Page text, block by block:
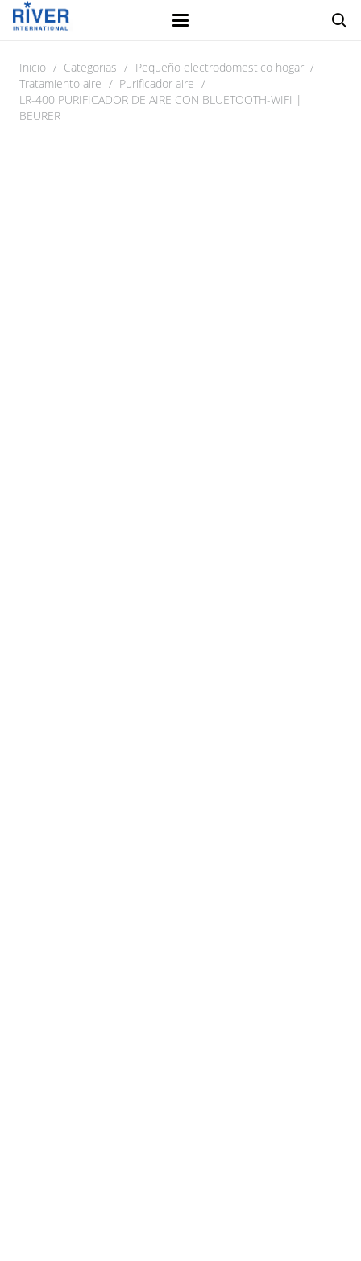
Inicio / Categorias / Pequeño electrodomestico hogar /
Tratamiento aire / Purificador aire /
LR-400 PURIFICADOR DE AIRE CON BLUETOOTH-WIFI |
BEURER